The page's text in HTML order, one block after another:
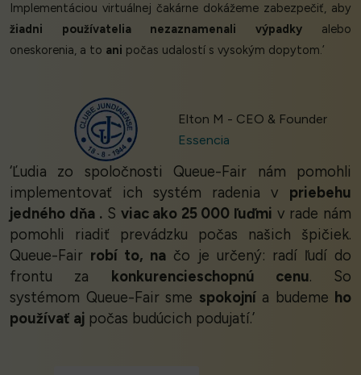
Implementáciou virtuálnej čakárne dokážeme zabezpečiť, aby
žiadni používatelia nezaznamenali výpadkyalebo
oneskorenia, a to ani počas udalostí s vysokým dopytom.’
Elton M - CEO & Founder
Essencia
‘Ľudia zo spoločnosti Queue-Fair nám pomohli
implementovať ich systém radenia v priebehu
jedného dňa . S viac ako 25 000 ľuďmi v rade nám
pomohli riadiť prevádzku počas našich špičiek.
Queue-Fair robí to, na čo je určený: radí ľudí do
frontu za
konkurencieschopnú cenu. So
systémom Queue-Fair sme spokojnía budeme ho
používať aj počas budúcich podujatí.’